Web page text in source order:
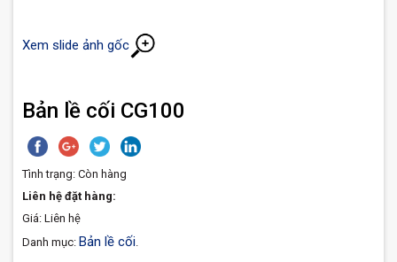
Xem slide ảnh gốc
Bản lề cối CG100
Tình trạng: Còn hàng
Liên hệ đặt hàng:
Giá: Liên hệ
Danh mục: Bản lề cối.